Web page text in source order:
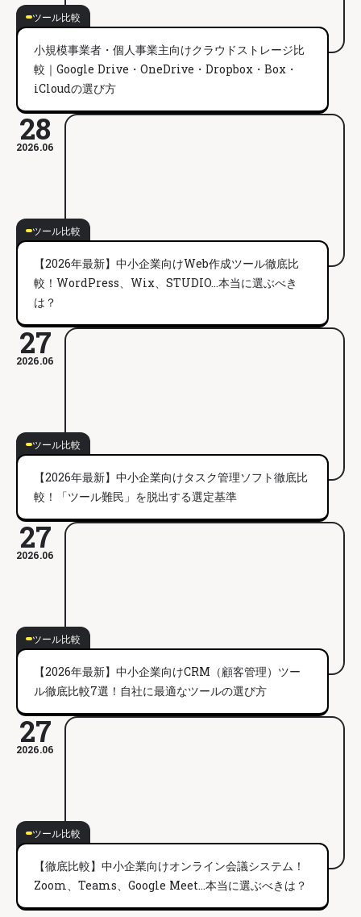
ツール比較
小規模事業者・個人事業主向けクラウドストレージ比
較｜Google Drive・OneDrive・Dropbox・Box・
iCloudの選び方
28
2026.06
ツール比較
【2026年最新】中小企業向けWeb作成ツール徹底比
較！WordPress、Wix、STUDIO…本当に選ぶべき
は？
27
2026.06
ツール比較
【2026年最新】中小企業向けタスク管理ソフト徹底比
較！「ツール難民」を脱出する選定基準
27
2026.06
ツール比較
【2026年最新】中小企業向けCRM（顧客管理）ツー
ル徹底比較7選！自社に最適なツールの選び方
27
2026.06
ツール比較
【徹底比較】中小企業向けオンライン会議システム！
Zoom、Teams、Google Meet…本当に選ぶべきは？